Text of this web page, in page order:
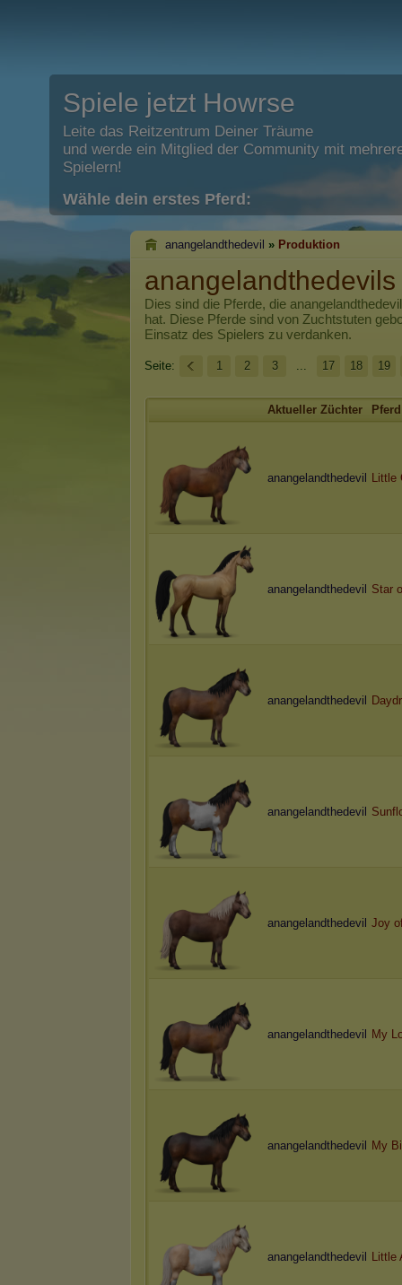
Spiele jetzt Howrse
Leite das Reitzentrum Deiner Träume
und werde ein Mitglied der Community mit
Spielern!
Wähle dein erstes Pferd:
anangelandthedevil » Produktion
Dies sind die Pferde, die anangelandthedevil
hat. Diese Pferde sind von Zuchtstuten
Einsatz des Spielers zu verdanken.
Seite: 1 2 3 ... 17 18 19
Aktueller Züchter Pferd
anangelandthedevil Little
anangelandthedevil Star
anangelandthedevil
anangelandthedevil
anangelandthedevil Joy
anangelandthedevil My
anangelandthedevil My
anangelandthedevil Little